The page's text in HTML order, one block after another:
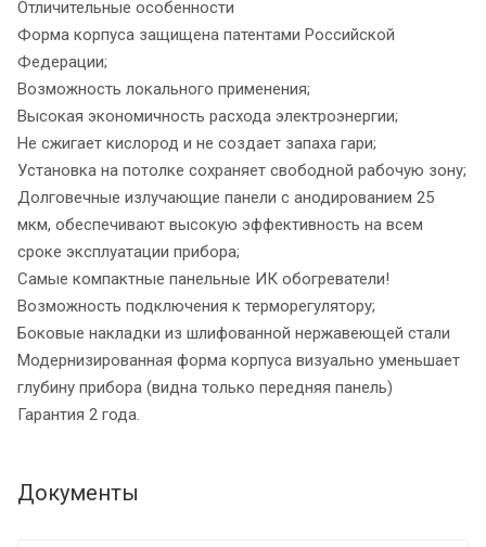
Отличительные особенности
Форма корпуса защищена патентами Российской
Федерации;
Возможность локального применения;
Высокая экономичность расхода электроэнергии;
Не сжигает кислород и не создает запаха гари;
Установка на потолке сохраняет свободной рабочую зону;
Долговечные излучающие панели с анодированием 25
мкм, обеспечивают высокую эффективность на всем
сроке эксплуатации прибора;
Самые компактные панельные ИК обогреватели!
Возможность подключения к терморегулятору;
Боковые накладки из шлифованной нержавеющей стали
Модернизированная форма корпуса визуально уменьшает
глубину прибора (видна только передняя панель)
Гарантия 2 года.
Документы